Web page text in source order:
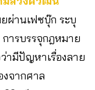
ผ่านเฟซบุ๊ก ระบุ
ารบรรจุกฎหมาย
ว่ามีปัญหาเรื่องลาย
จากศาล